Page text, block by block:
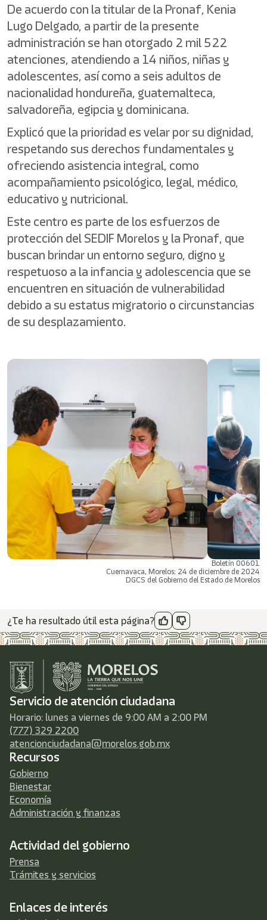
De acuerdo con la titular de la Pronaf, Kenia
Lugo Delgado, a partir de la presente
administración se han otorgado 2 mil 522
atenciones, atendiendo a 14 niños, niñas y
adolescentes, así como a seis adultos de
nacionalidad hondureña, guatemalteca,
salvadoreña, egipcia y dominicana.
Explicó que la prioridad es velar por su dignidad,
respetando sus derechos fundamentales y
ofreciendo asistencia integral, como
acompañamiento psicológico, legal, médico,
educativo y nutricional.
Este centro es parte de los esfuerzos de
protección del SEDIF Morelos y la Pronaf, que
buscan brindar un entorno seguro, digno y
respetuoso a la infancia y adolescencia que se
encuentren en situación de vulnerabilidad
debido a su estatus migratorio o circunstancias
de su desplazamiento.
Boletín 00601
Cuernavaca, Morelos; 24 de diciembre de 2024
DGCS del Gobierno del Estado de Morelos
¿Te ha resultado útil esta página?
Servicio de atención ciudadana
Horario: lunes a viernes de 9:00 AM a 2:00 PM
(777) 329 2200
atencionciudadana@morelos.gob.mx
Recursos
Gobierno
Bienestar
Economía
Administración y finanzas
Actividad del gobierno
Prensa
Trámites y servicios
Enlaces de interés